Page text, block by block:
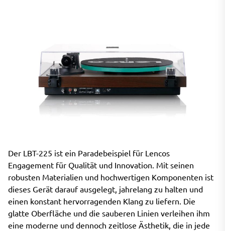
Der LBT-225 ist ein Paradebeispiel für Lencos
Engagement für Qualität und Innovation. Mit seinen
robusten Materialien und hochwertigen Komponenten ist
dieses Gerät darauf ausgelegt, jahrelang zu halten und
einen konstant hervorragenden Klang zu liefern. Die
glatte Oberfläche und die sauberen Linien verleihen ihm
eine moderne und dennoch zeitlose Ästhetik, die in jede